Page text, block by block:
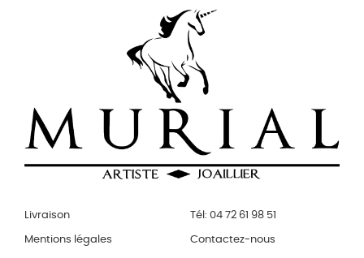
Livraison
Mentions légales
Tél: 04 72 61 98 51
Contactez-nous